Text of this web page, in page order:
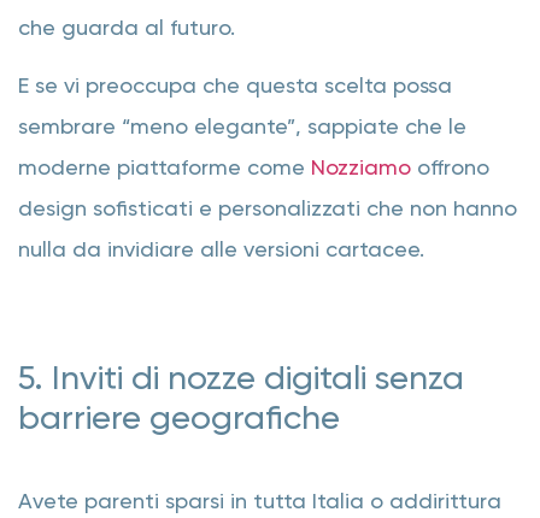
che guarda al futuro.
E se vi preoccupa che questa scelta possa
sembrare “meno elegante”, sappiate che le
moderne piattaforme come Nozziamo offrono
design sofisticati e personalizzati che non hanno
nulla da invidiare alle versioni cartacee.
5. Inviti di nozze digitali senza
barriere geografiche
Avete parenti sparsi in tutta Italia o addirittura